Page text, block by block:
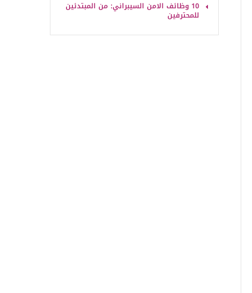
10 وظائف الامن السيبراني: من المبتدئين
للمحترفين